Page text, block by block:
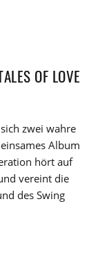
OF LOVE
zwei wahre
Album
hört auf
vereint die
des Swing